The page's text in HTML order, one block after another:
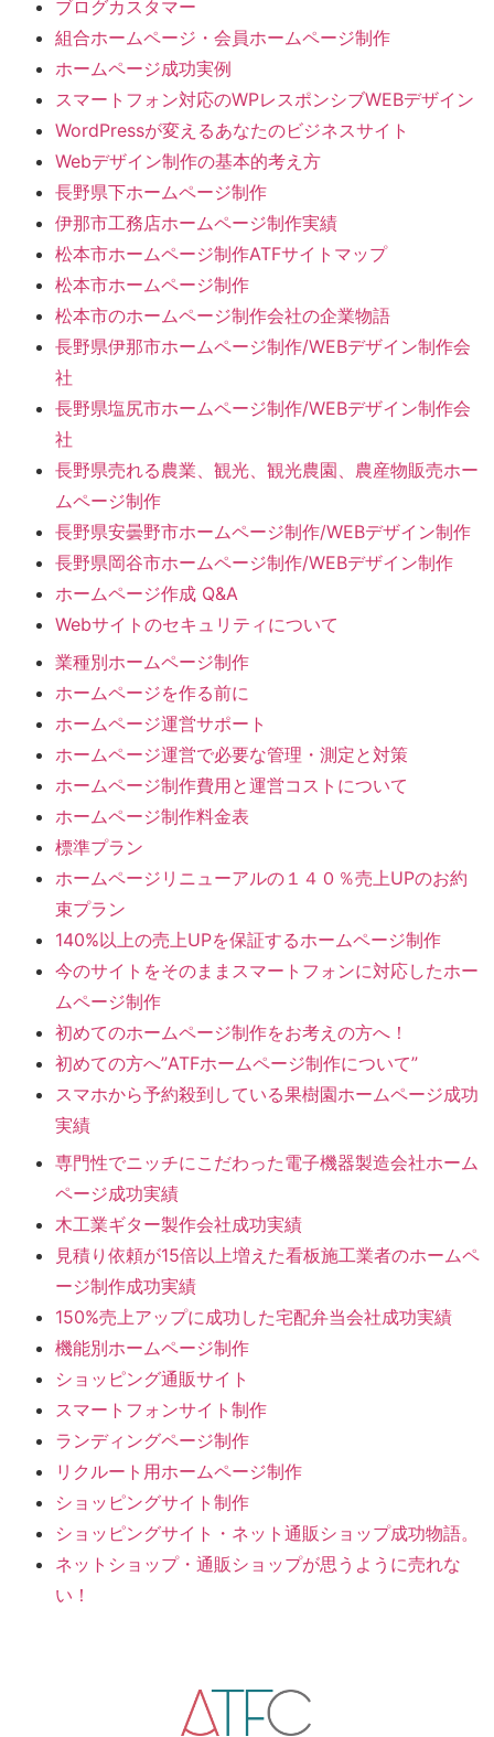
ブログカスタマー
組合ホームページ・会員ホームページ制作
ホームページ成功実例
スマートフォン対応のWPレスポンシブWEBデザイン
WordPressが変えるあなたのビジネスサイト
Webデザイン制作の基本的考え方
長野県下ホームページ制作
伊那市工務店ホームページ制作実績
松本市ホームページ制作ATFサイトマップ
松本市ホームページ制作
松本市のホームページ制作会社の企業物語
長野県伊那市ホームページ制作/WEBデザイン制作会
社
長野県塩尻市ホームページ制作/WEBデザイン制作会
社
長野県売れる農業、観光、観光農園、農産物販売ホー
ムページ制作
長野県安曇野市ホームページ制作/WEBデザイン制作
長野県岡谷市ホームページ制作/WEBデザイン制作
ホームページ作成 Q&A
Webサイトのセキュリティについて
業種別ホームページ制作
ホームページを作る前に
ホームページ運営サポート
ホームページ運営で必要な管理・測定と対策
ホームページ制作費用と運営コストについて
ホームページ制作料金表
標準プラン
ホームページリニューアルの１４０％売上UPのお約
束プラン
140%以上の売上UPを保証するホームページ制作
今のサイトをそのままスマートフォンに対応したホー
ムページ制作
初めてのホームページ制作をお考えの方へ！
初めての方へ”ATFホームページ制作について”
スマホから予約殺到している果樹園ホームページ成功
実績
専門性でニッチにこだわった電子機器製造会社ホーム
ページ成功実績
木工業ギター製作会社成功実績
見積り依頼が15倍以上増えた看板施工業者のホームペ
ージ制作成功実績
150%売上アップに成功した宅配弁当会社成功実績
機能別ホームページ制作
ショッピング通販サイト
スマートフォンサイト制作
ランディングページ制作
リクルート用ホームページ制作
ショッピングサイト制作
ショッピングサイト・ネット通販ショップ成功物語。
ネットショップ・通販ショップが思うように売れな
い！